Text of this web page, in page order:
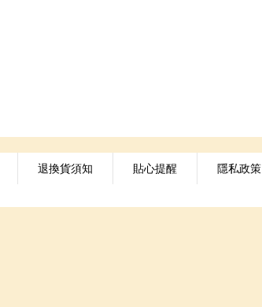
退換貨須知 貼心提醒 隱私政策